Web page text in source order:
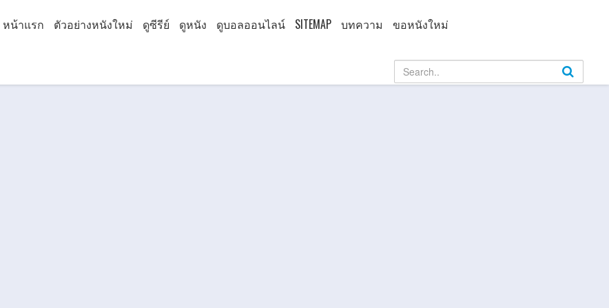
หน้าแรก ตัวอย่างหนังใหม่ ดูซีรีย์ ดูหนัง ดูบอลออนไลน์ SITEMAP บทความ ขอหนังใหม่